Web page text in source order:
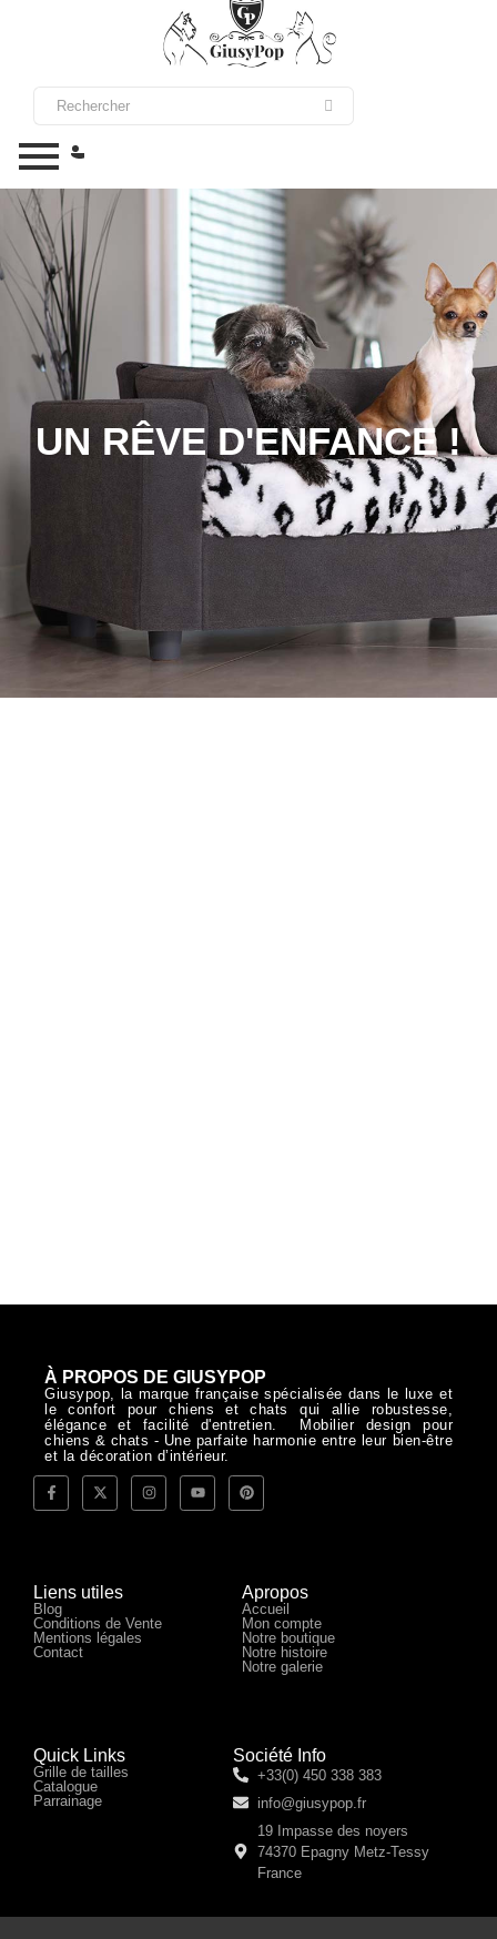
UN RÊVE D'ENFANCE !
À PROPOS DE GIUSYPOP
Giusypop, la marque française spécialisée dans le luxe et
le confort pour chiens et chats qui allie robustesse,
élégance et facilité d'entretien. Mobilier design pour
chiens & chats - Une parfaite harmonie entre leur bien-être
et la décoration d’intérieur.
Liens utiles
Blog
Conditions de Vente
Mentions légales
Contact
Apropos
Accueil
Mon compte
Notre boutique
Notre histoire
Notre galerie
Quick Links
Grille de tailles
Catalogue
Parrainage
Société Info
+33(0) 450 338 383
info@giusypop.fr
19 Impasse des noyers
74370 Epagny Metz-Tessy
France